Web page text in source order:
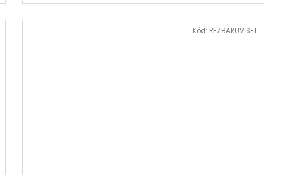
Kód: REZBARUV SET